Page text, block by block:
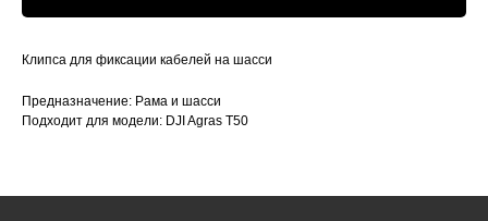
Клипса для фиксации кабелей на шасси
Предназначение: Рама и шасси
Подходит для модели: DJI Agras T50